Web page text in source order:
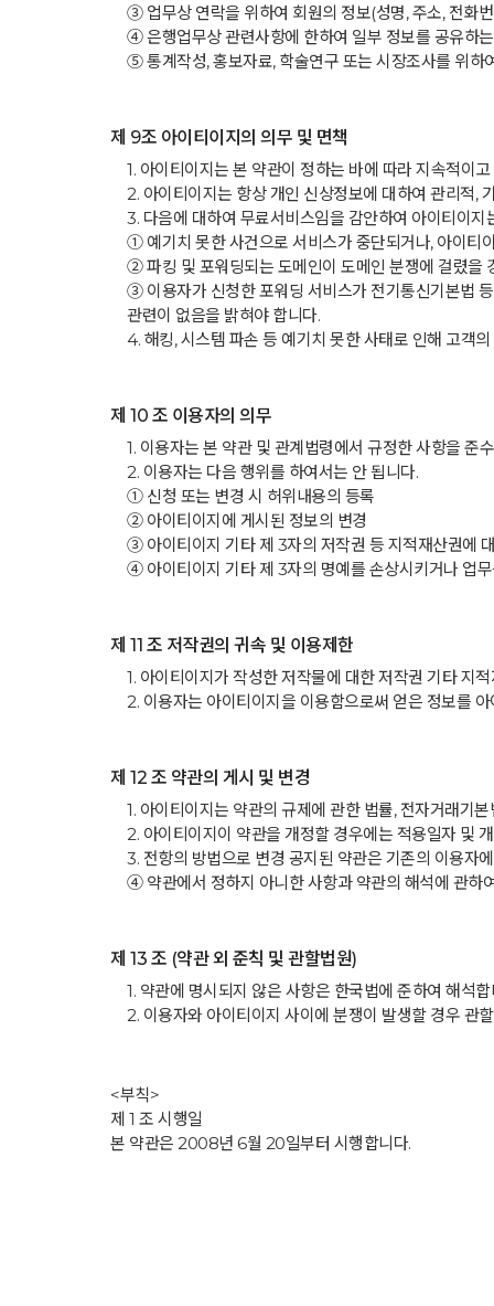
③ 업무상 연락을 위하여 회원의 정보(성명, 주소, 전화
④ 은행업무상 관련사항에 한하여 일부 정보를 공유하
⑤ 통계작성, 홍보자료, 학술연구 또는 시장조사를 위하
제 9조 아이티이지의 의무 및 면책
1. 아이티이지는 본 약관이 정하는 바에 따라 지속적이
2. 아이티이지는 항상 개인 신상정보에 대하여 관리적,
3. 다음에 대하여 무료서비스임을 감안하여 아이티이지
① 예기치 못한 사건으로 서비스가 중단되거나, 아이티
② 파킹 및 포워딩되는 도메인이 도메인 분쟁에 걸렸을
③ 이용자가 신청한 포워딩 서비스가 전기통신기본법
관련이 없음을 밝혀야 합니다.
4. 해킹, 시스템 파손 등 예기치 못한 사태로 인해 고객
제 10 조 이용자의 의무
1. 이용자는 본 약관 및 관계법령에서 규정한 사항을 준
2. 이용자는 다음 행위를 하여서는 안 됩니다.
① 신청 또는 변경 시 허위내용의 등록
② 아이티이지에 게시된 정보의 변경
③ 아이티이지 기타 제 3자의 저작권 등 지적재산권에
④ 아이티이지 기타 제 3자의 명예를 손상시키거나 업
제 11 조 저작권의 귀속 및 이용제한
1. 아이티이지가 작성한 저작물에 대한 저작권 기타 지
2. 이용자는 아이티이지을 이용함으로써 얻은 정보를
제 12 조 약관의 게시 및 변경
1. 아이티이지는 약관의 규제에 관한 법률, 전자거래기
2. 아이티이지이 약관을 개정할 경우에는 적용일자 및
3. 전항의 방법으로 변경 공지된 약관은 기존의 이용자
④ 약관에서 정하지 아니한 사항과 약관의 해석에 관하
제 13 조 (약관 외 준칙 및 관할법원)
1. 약관에 명시되지 않은 사항은 한국법에 준하여 해석합
2. 이용자와 아이티이지 사이에 분쟁이 발생할 경우 관
<부칙>
제 1 조 시행일
본 약관은 2008년 6월 20일부터 시행합니다.